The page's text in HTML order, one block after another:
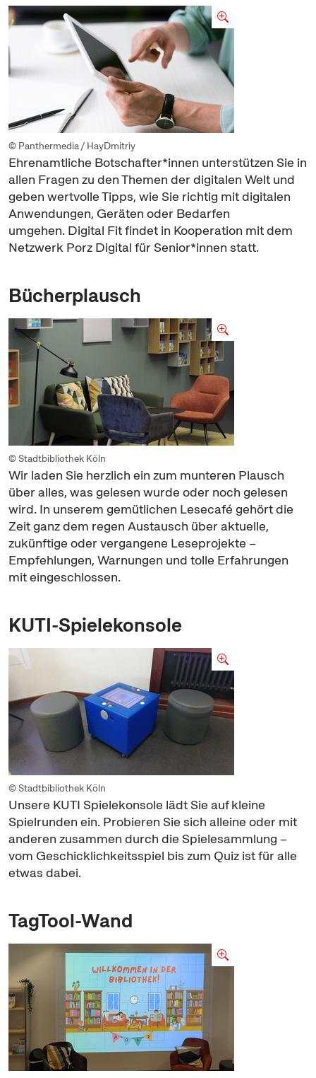
© Panthermedia / HayDmitriy
Ehrenamtliche Botschafter*innen unterstützen Sie in
allen Fragen zu den Themen der digitalen Welt und
geben wertvolle Tipps, wie Sie richtig mit digitalen
Anwendungen, Geräten oder Bedarfen
umgehen. Digital Fit findet in Kooperation mit dem
Netzwerk Porz Digital für Senior*innen statt.
Bücherplausch
© Stadtbibliothek Köln
Wir laden Sie herzlich ein zum munteren Plausch
über alles, was gelesen wurde oder noch gelesen
wird. In unserem gemütlichen Lesecafé gehört die
Zeit ganz dem regen Austausch über aktuelle,
zukünftige oder vergangene Leseprojekte –
Empfehlungen, Warnungen und tolle Erfahrungen
mit eingeschlossen.
KUTI-Spielekonsole
© Stadtbibliothek Köln
Unsere KUTI Spielekonsole lädt Sie auf kleine
Spielrunden ein. Probieren Sie sich alleine oder mit
anderen zusammen durch die Spielesammlung –
vom Geschicklichkeitsspiel bis zum Quiz ist für alle
etwas dabei.
TagTool-Wand